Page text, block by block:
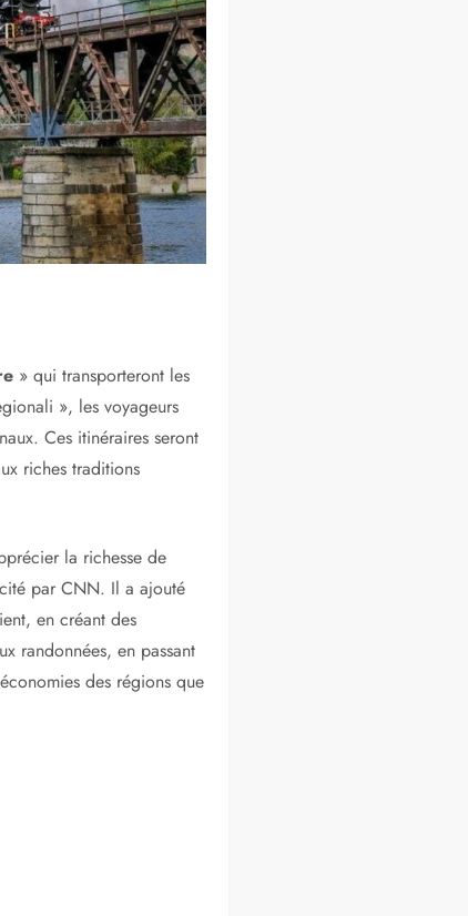
» qui transporteront les
», les voyageurs
Ces itinéraires seront
riches traditions
la richesse de
par CNN. Il a ajouté
en créant des
randonnées, en passant
des régions que